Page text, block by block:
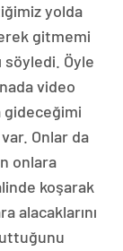
yolda
gitmemi
söyledi. Öyle
video
gideceğimi
Onlar da
onlara
koşarak
alacaklarını